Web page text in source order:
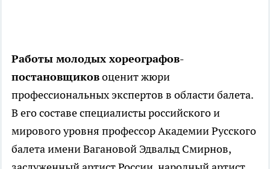
Работы молодых хореографов-
постановщиковоценит жюри
профессиональных экспертов в области балета.
В его составе специалисты российского и
мирового уровня профессор Академии Русского
балета имени Вагановой Эдвальд Смирнов,